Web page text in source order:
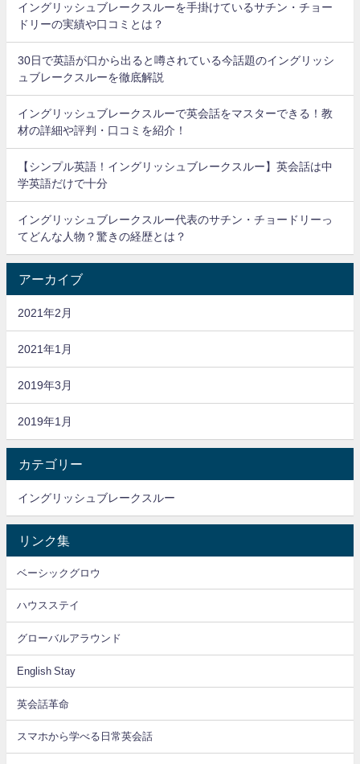
イングリッシュブレークスルーを手掛けているサチン・チョー
ドリーの実績や口コミとは？
30日で英語が口から出ると噂されている今話題のイングリッシ
ュブレークスルーを徹底解説
イングリッシュブレークスルーで英会話をマスターできる！教
材の詳細や評判・口コミを紹介！
【シンプル英語！イングリッシュブレークスルー】英会話は中
学英語だけで十分
イングリッシュブレークスルー代表のサチン・チョードリーっ
てどんな人物？驚きの経歴とは？
アーカイブ
2021年2月
2021年1月
2019年3月
2019年1月
カテゴリー
イングリッシュブレークスルー
リンク集
ベーシックグロウ
ハウスステイ
グローバルアラウンド
English Stay
英会話革命
スマホから学べる日常英会話